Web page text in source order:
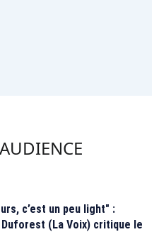
c’est un peu light" :
Duforest (La Voix) critique le